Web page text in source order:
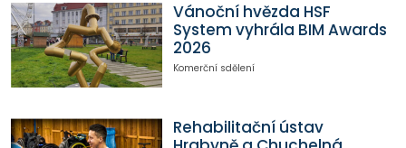
Vánoční hvězda HSF
System vyhrála BIM Awards
2026
Komerční sdělení
Rehabilitační ústav